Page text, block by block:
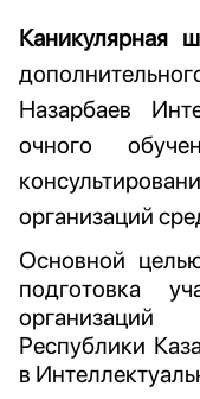
Каникулярная
Назарбаев
очного
организаций
Основной
подготовка
Республики
в